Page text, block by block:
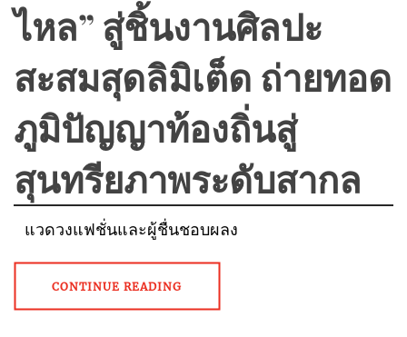
ไหล” สู่ชิ้นงานศิลปะ
สะสมสุดลิมิเต็ด ถ่ายทอด
ภูมิปัญญาท้องถิ่นสู่
สุนทรียภาพระดับสากล
แวดวงแฟชั่นและผู้ชื่นชอบผลง
CONTINUE READING